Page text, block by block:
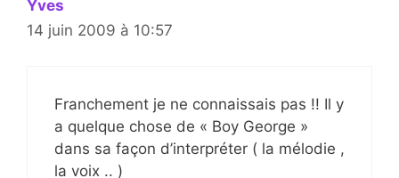
Yves
14 juin 2009 à 10:57
Franchement je ne connaissais pas !! Il y
a quelque chose de « Boy George »
dans sa façon d’interpréter ( la mélodie ,
la voix .. )